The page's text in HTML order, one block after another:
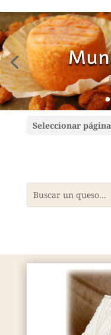
Seleccionar página